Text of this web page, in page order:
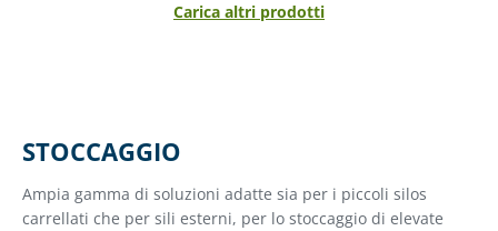
Carica altri prodotti
STOCCAGGIO
Ampia gamma di soluzioni adatte sia per i piccoli silos
carrellati che per sili esterni, per lo stoccaggio di elevate